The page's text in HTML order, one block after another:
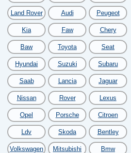
Land Rover Audi Peugeot
Kia Faw Chery
Baw Toyota Seat
Hyundai Suzuki Subaru
Saab Lancia Jaguar
Nissan Rover Lexus
Opel Porsche Citroen
Ldv Skoda Bentley
Volkswagen Mitsubishi Bmw